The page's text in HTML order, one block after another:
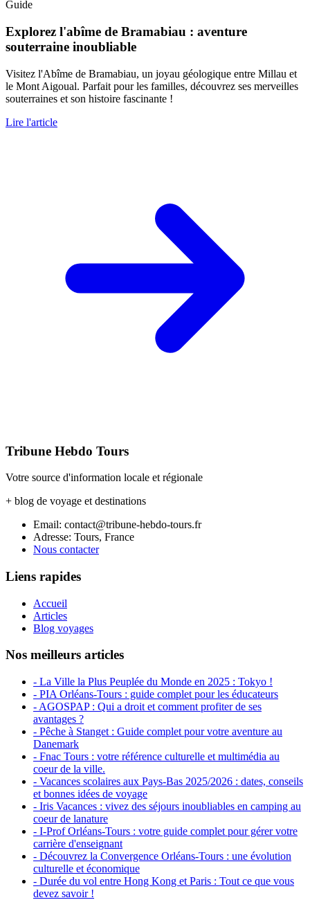
Guide
Explorez l'abîme de Bramabiau : aventure
souterraine inoubliable
Visitez l'Abîme de Bramabiau, un joyau géologique entre Millau et
le Mont Aigoual. Parfait pour les familles, découvrez ses merveilles
souterraines et son histoire fascinante !
Lire l'article
Tribune Hebdo Tours
Votre source d'information locale et régionale
+ blog de voyage et destinations
Email: contact@tribune-hebdo-tours.fr
Adresse: Tours, France
Nous contacter
Liens rapides
Accueil
Articles
Blog voyages
Nos meilleurs articles
- La Ville la Plus Peuplée du Monde en 2025 : Tokyo !
- PIA Orléans-Tours : guide complet pour les éducateurs
- AGOSPAP : Qui a droit et comment profiter de ses
avantages ?
- Pêche à Stanget : Guide complet pour votre aventure au
Danemark
- Fnac Tours : votre référence culturelle et multimédia au
coeur de la ville.
- Vacances scolaires aux Pays-Bas 2025/2026 : dates, conseils
et bonnes idées de voyage
- Iris Vacances : vivez des séjours inoubliables en camping au
coeur de lanature
- I-Prof Orléans-Tours : votre guide complet pour gérer votre
carrière d'enseignant
- Découvrez la Convergence Orléans-Tours : une évolution
culturelle et économique
- Durée du vol entre Hong Kong et Paris : Tout ce que vous
devez savoir !